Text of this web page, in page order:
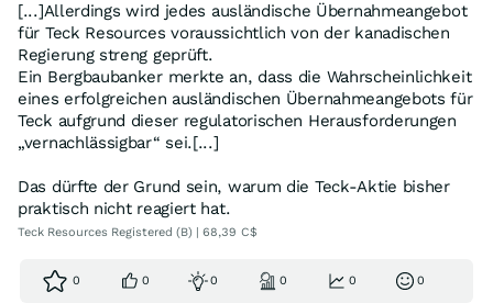
[...]Allerdings wird jedes ausländische Übernahmeangebot
für Teck Resources voraussichtlich von der kanadischen
Regierung streng geprüft.
Ein Bergbaubanker merkte an, dass die Wahrscheinlichkeit
eines erfolgreichen ausländischen Übernahmeangebots für
Teck aufgrund dieser regulatorischen Herausforderungen
„vernachlässigbar“ sei.[...]
Das dürfte der Grund sein, warum die Teck-Aktie bisher
praktisch nicht reagiert hat.
Teck Resources Registered (B) | 68,39 C$
0 0 0 0 0 0